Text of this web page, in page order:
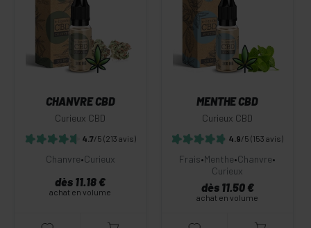
CHANVRE CBD
Curieux CBD
4.7/5 (213 avis)
Chanvre•Curieux
dès 11.18 €
achat en volume
MENTHE CBD
Curieux CBD
4.9/5 (153 avis)
Frais•Menthe•Chanvre•
Curieux
dès 11.50 €
achat en volume